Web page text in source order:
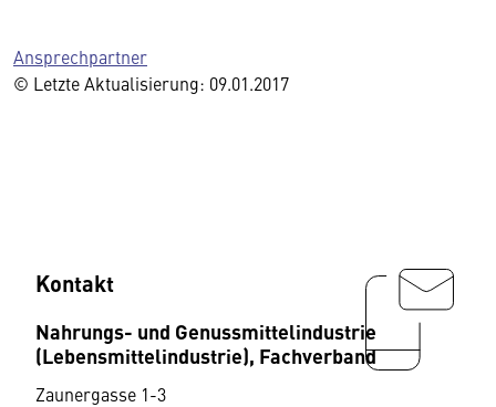
Ansprechpartner
© Letzte Aktualisierung: 09.01.2017
Kontakt
Nahrungs- und Genussmittelindustrie
(Lebensmittelindustrie), Fachverband
Zaunergasse 1-3